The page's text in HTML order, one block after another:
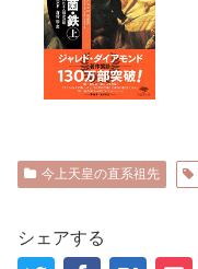
今上天皇の直系祖先
シェアする